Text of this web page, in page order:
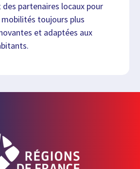
partenaires locaux pour
toujours plus
et adaptées aux